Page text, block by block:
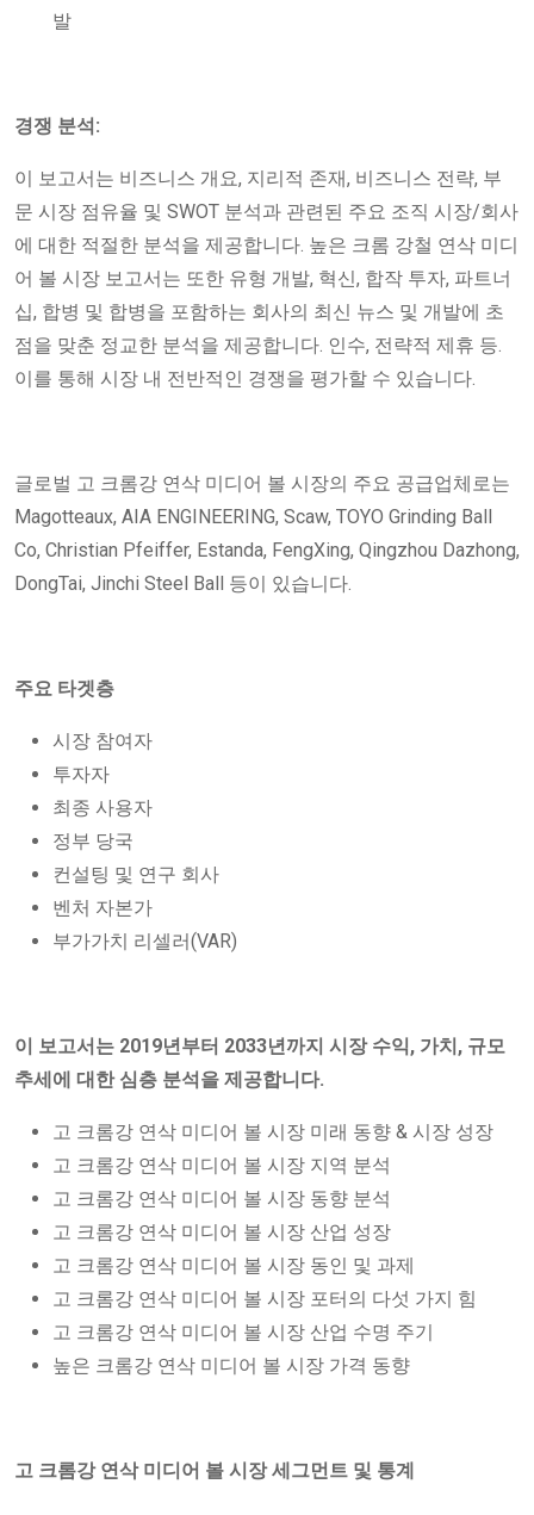
발
경쟁 분석:
이 보고서는 비즈니스 개요, 지리적 존재, 비즈니스 전략, 부
문 시장 점유율 및 SWOT 분석과 관련된 주요 조직 시장/회사
에 대한 적절한 분석을 제공합니다. 높은 크롬 강철 연삭 미디
어 볼 시장 보고서는 또한 유형 개발, 혁신, 합작 투자, 파트너
십, 합병 및 합병을 포함하는 회사의 최신 뉴스 및 개발에 초
점을 맞춘 정교한 분석을 제공합니다. 인수, 전략적 제휴 등.
이를 통해 시장 내 전반적인 경쟁을 평가할 수 있습니다.
글로벌 고 크롬강 연삭 미디어 볼 시장의 주요 공급업체로는
Magotteaux, AIA ENGINEERING, Scaw, TOYO Grinding Ball
Co, Christian Pfeiffer, Estanda, FengXing, Qingzhou Dazhong,
DongTai, Jinchi Steel Ball 등이 있습니다.
주요 타겟층
시장 참여자
투자자
최종 사용자
정부 당국
컨설팅 및 연구 회사
벤처 자본가
부가가치 리셀러(VAR)
이 보고서는 2019년부터 2033년까지 시장 수익, 가치, 규모
추세에 대한 심층 분석을 제공합니다.
고 크롬강 연삭 미디어 볼 시장 미래 동향 & 시장 성장
고 크롬강 연삭 미디어 볼 시장 지역 분석
고 크롬강 연삭 미디어 볼 시장 동향 분석
고 크롬강 연삭 미디어 볼 시장 산업 성장
고 크롬강 연삭 미디어 볼 시장 동인 및 과제
고 크롬강 연삭 미디어 볼 시장 포터의 다섯 가지 힘
고 크롬강 연삭 미디어 볼 시장 산업 수명 주기
높은 크롬강 연삭 미디어 볼 시장 가격 동향
고 크롬강 연삭 미디어 볼 시장 세그먼트 및 통계